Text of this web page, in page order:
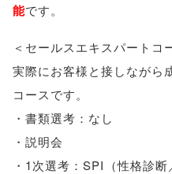
能です。
＜セールスエキスパートコ
実際にお客様と接しながら
コースです。
・書類選考：なし
・説明会
・1次選考：SPI （性格診断